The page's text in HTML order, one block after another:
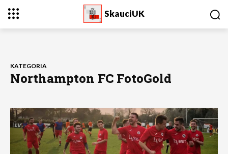
SkauciUK
KATEGORIA
Northampton FC FotoGold